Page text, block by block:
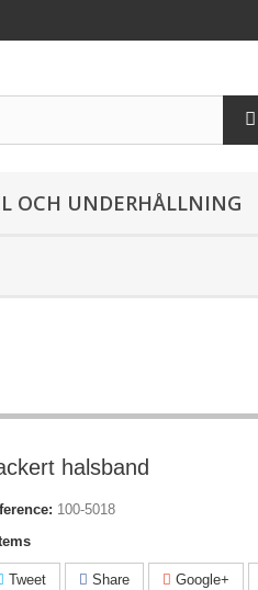
OCH UNDERHÅLLNING
halsband
100-5018
Tweet Share Google+